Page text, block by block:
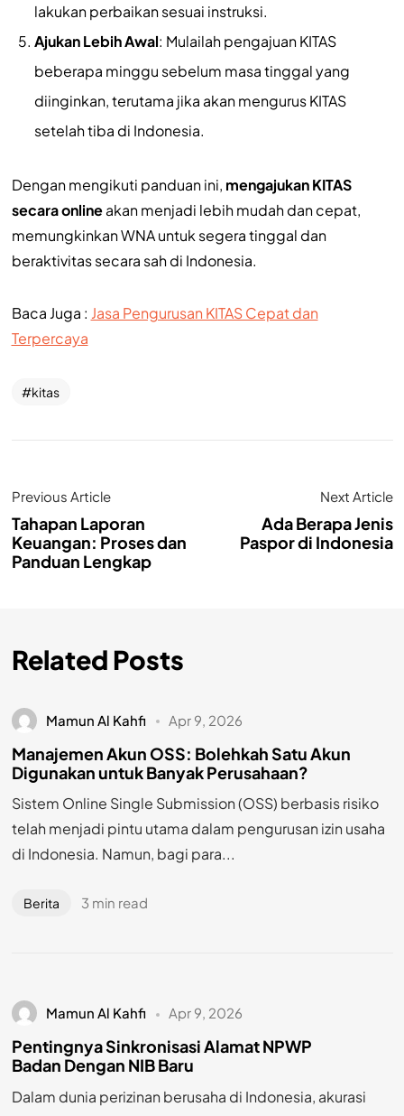
lakukan perbaikan sesuai instruksi.
Ajukan Lebih Awal: Mulailah pengajuan KITAS
beberapa minggu sebelum masa tinggal yang
diinginkan, terutama jika akan mengurus KITAS
setelah tiba di Indonesia.
Dengan mengikuti panduan ini, mengajukan KITAS
secara onlineakan menjadi lebih mudah dan cepat,
memungkinkan WNA untuk segera tinggal dan
beraktivitas secara sah di Indonesia.
Baca Juga : Jasa Pengurusan KITAS Cepat dan
Terpercaya
kitas
Previous Article
Tahapan Laporan
Keuangan: Proses dan
Panduan Lengkap
Next Article
Ada Berapa Jenis
Paspor di Indonesia
Related Posts
Mamun Al Kahfi Apr 9, 2026
Manajemen Akun OSS: Bolehkah Satu Akun
Digunakan untuk Banyak Perusahaan?
Sistem Online Single Submission (OSS) berbasis risiko
telah menjadi pintu utama dalam pengurusan izin usaha
di Indonesia. Namun, bagi para...
Berita 3 min read
Mamun Al Kahfi Apr 9, 2026
Pentingnya Sinkronisasi Alamat NPWP
Badan Dengan NIB Baru
Dalam dunia perizinan berusaha di Indonesia, akurasi